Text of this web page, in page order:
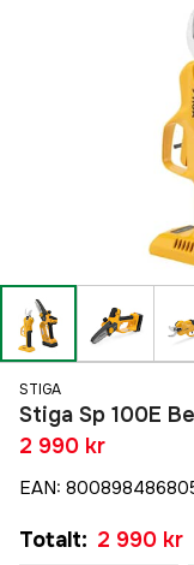
STIGA
Stiga Sp 100E
2 990 kr
EAN:
Totalt: 2 990 kr